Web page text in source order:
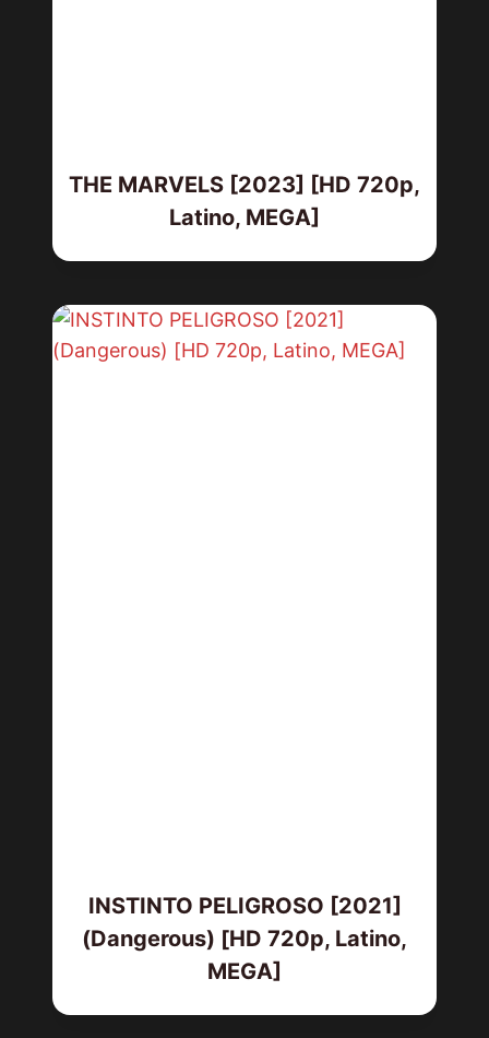
THE MARVELS [2023] [HD 720p,
Latino, MEGA]
INSTINTO PELIGROSO [2021]
(Dangerous) [HD 720p, Latino,
MEGA]